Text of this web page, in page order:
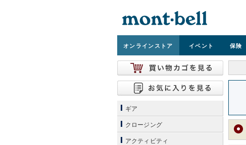
オンラインストア イベント 保険
ギア
クロージング
アクティビティ